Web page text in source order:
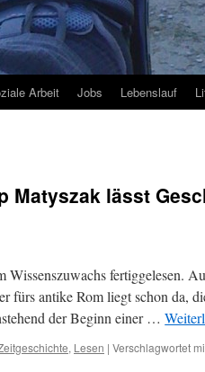
Arbeit Jobs Lebenslauf
Matyszak lässt
fertiggelesen.
fürs antike Rom liegt schon da,
der Beginn einer …
, Lesen | Verschlagwortet